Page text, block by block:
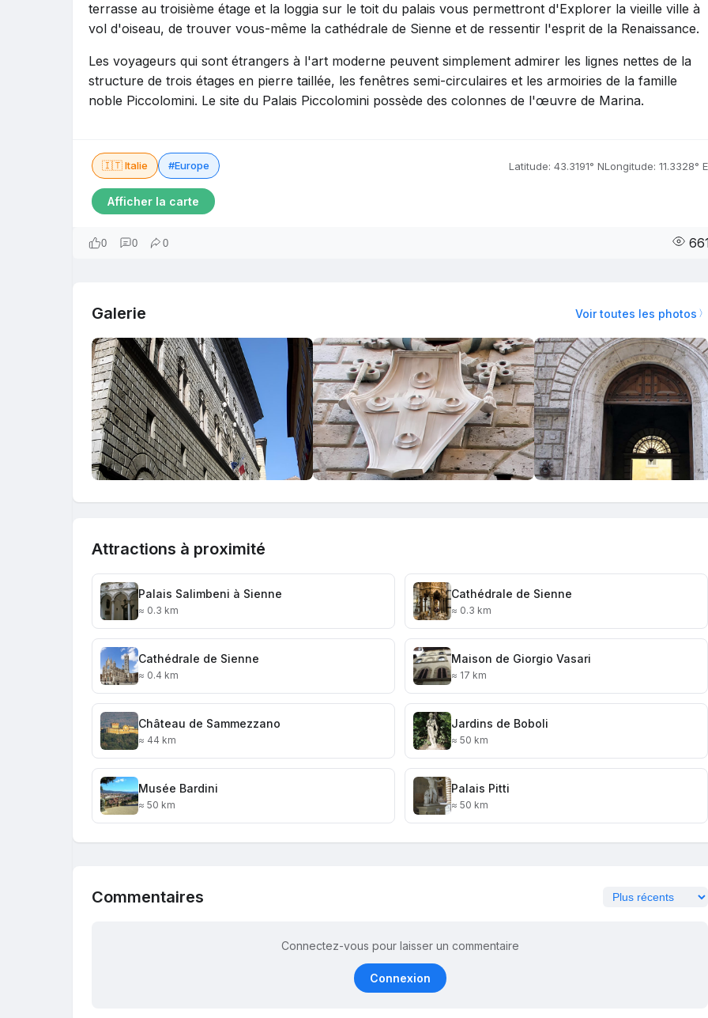
terrasse au troisième étage et la loggia sur le toit du palais vous permettront d'Explorer la vieille ville à
vol d'oiseau, de trouver vous-même la cathédrale de Sienne et de ressentir l'esprit de la Renaissance.
Les voyageurs qui sont étrangers à l'art moderne peuvent simplement admirer les lignes nettes de la
structure de trois étages en pierre taillée, les fenêtres semi-circulaires et les armoiries de la famille
noble Piccolomini. Le site du Palais Piccolomini possède des colonnes de l'œuvre de Marina.
🇮🇹 Italie #Europe Latitude: 43.3191° NLongitude: 11.3328° E
Afficher la carte
0 0 0
Galerie Voir toutes les photos
Attractions à proximité
Palais Salimbeni à Sienne
≈ 0.3 km
Cathédrale de Sienne
≈ 0.3 km
Cathédrale de Sienne
≈ 0.4 km
Maison de Giorgio Vasari
≈ 17 km
Château de Sammezzano
≈ 44 km
Jardins de Boboli
≈ 50 km
Musée Bardini
≈ 50 km
Palais Pitti
≈ 50 km
Commentaires
Connectez-vous pour laisser un commentaire
Connexion